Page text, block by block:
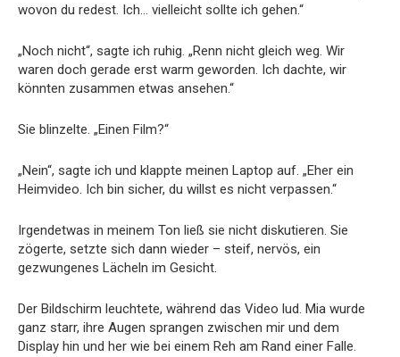
wovon du redest. Ich… vielleicht sollte ich gehen.“
„Noch nicht“, sagte ich ruhig. „Renn nicht gleich weg. Wir
waren doch gerade erst warm geworden. Ich dachte, wir
könnten zusammen etwas ansehen.“
Sie blinzelte. „Einen Film?“
„Nein“, sagte ich und klappte meinen Laptop auf. „Eher ein
Heimvideo. Ich bin sicher, du willst es nicht verpassen.“
Irgendetwas in meinem Ton ließ sie nicht diskutieren. Sie
zögerte, setzte sich dann wieder – steif, nervös, ein
gezwungenes Lächeln im Gesicht.
Der Bildschirm leuchtete, während das Video lud. Mia wurde
ganz starr, ihre Augen sprangen zwischen mir und dem
Display hin und her wie bei einem Reh am Rand einer Falle.